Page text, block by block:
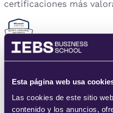
Esta página web usa
Las cookies de este sitio
contenido y los anuncios,
certificaciones más
Microsoft certifies: